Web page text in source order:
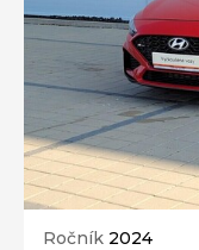
Ročník 2024